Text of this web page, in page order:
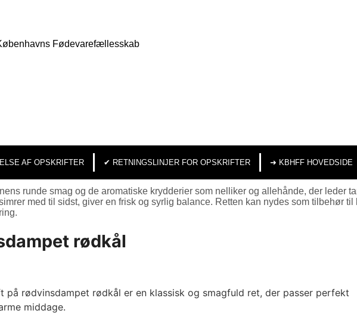
Fødevarefællesskab
AF OPSKRIFTER ✔︎ RETNINGSLINJER FOR OPSKRIFTER ➜ KBHFF HOVEDSIDE
runde smag og de aromatiske krydderier som nelliker og allehånde, der leder
med til sidst, giver en frisk og syrlig balance. Retten kan nydes som tilbehør
rødkål
på rødvinsdampet rødkål er en klassisk og smagfuld ret, der passer perfekt
middage.